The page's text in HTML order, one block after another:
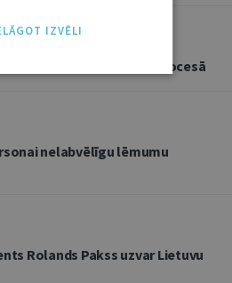
tiesības kriminālprocesā
nelabvēlīgu lēmumu
Rolands Pakss uzvar Lietuvu
IZVĒLI